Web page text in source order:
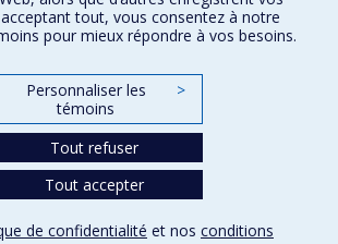
DES SCIENCES
tout, vous consentez à notre
pour mieux répondre à vos besoins.
Personnaliser les
témoins
>
Tout refuser
Tout accepter
de confidentialité et nos conditions